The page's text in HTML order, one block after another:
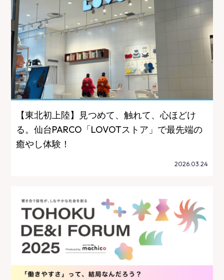
【東北初上陸】見つめて、触れて、心ほどけ
る。仙台PARCO「LOVOTストア」で最先端の
癒やし体験！
2026.03.24